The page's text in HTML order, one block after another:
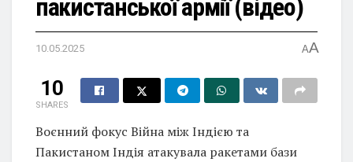
пакистанської армії (відео)
10.05.2025 AA
10
SHARES
Воєнний фокус Війна між Індією та
Пакистаном Індія атакувала ракетами бази